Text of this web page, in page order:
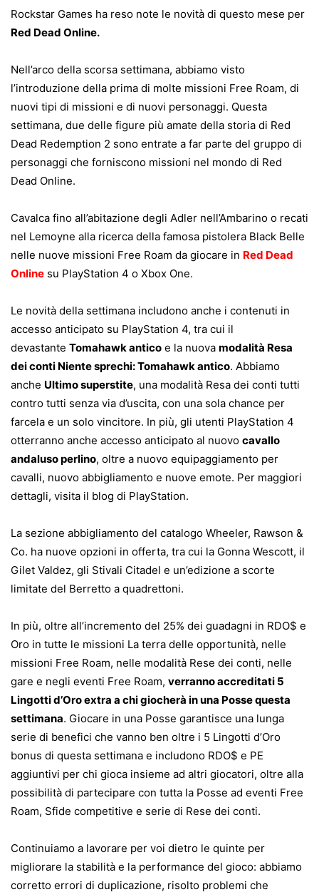
Rockstar Games ha reso note le novità di questo mese per
Red Dead Online.
Nell’arco della scorsa settimana, abbiamo visto
l’introduzione della prima di molte missioni Free Roam, di
nuovi tipi di missioni e di nuovi personaggi. Questa
settimana, due delle figure più amate della storia di Red
Dead Redemption 2 sono entrate a far parte del gruppo di
personaggi che forniscono missioni nel mondo di Red
Dead Online.
Cavalca fino all’abitazione degli Adler nell’Ambarino o recati
nel Lemoyne alla ricerca della famosa pistolera Black Belle
nelle nuove missioni Free Roam da giocare in Red Dead
Online su PlayStation 4 o Xbox One.
Le novità della settimana includono anche i contenuti in
accesso anticipato su PlayStation 4, tra cui il
devastante Tomahawkantico e la nuova modalità Resa
dei conti Niente sprechi: Tomahawk antico. Abbiamo
anche Ultimo superstite, una modalità Resa dei conti tutti
contro tutti senza via d’uscita, con una sola chance per
farcela e un solo vincitore. In più, gli utenti PlayStation 4
otterranno anche accesso anticipato al nuovo cavallo
andaluso perlino, oltre a nuovo equipaggiamento per
cavalli, nuovo abbigliamento e nuove emote. Per maggiori
dettagli, visita il blog di PlayStation.
La sezione abbigliamento del catalogo Wheeler, Rawson &
Co. ha nuove opzioni in offerta, tra cui la Gonna Wescott, il
Gilet Valdez, gli Stivali Citadel e un’edizione a scorte
limitate del Berretto a quadrettoni.
In più, oltre all’incremento del 25% dei guadagni in RDO$ e
Oro in tutte le missioni La terra delle opportunità, nelle
missioni Free Roam, nelle modalità Rese dei conti, nelle
gare e negli eventi Free Roam, verranno accreditati 5
Lingotti d’Oro extra a chi giocherà in una Posse questa
settimana. Giocare in una Posse garantisce una lunga
serie di benefici che vanno ben oltre i 5 Lingotti d’Oro
bonus di questa settimana e includono RDO$ e PE
aggiuntivi per chi gioca insieme ad altri giocatori, oltre alla
possibilità di partecipare con tutta la Posse ad eventi Free
Roam, Sfide competitive e serie di Rese dei conti.
Continuiamo a lavorare per voi dietro le quinte per
migliorare la stabilità e la performance del gioco: abbiamo
corretto errori di duplicazione, risolto problemi che